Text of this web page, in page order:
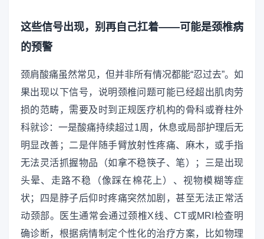
这些信号出现，别再自己扛着——可能是颈椎病
的预警
颈肩酸痛虽然常见，但并非所有情况都能“忍过去”。如
果出现以下信号，说明颈椎问题可能已经超出肌肉劳
损的范畴，需要及时到正规医疗机构的骨科或脊柱外
科就诊：一是酸痛持续超过1周，休息或局部护理后无
明显改善；二是伴随手臂放射性疼痛、麻木，或手指
无法灵活抓握物品（如拿不稳筷子、笔）；三是出现
头晕、走路不稳（像踩在棉花上）、视物模糊等症
状；四是脖子后仰时疼痛突然加剧，甚至无法正常活
动颈部。医生通常会通过颈椎X线、CT或MRI检查明
确诊断，根据病情制定个性化的治疗方案，比如物理